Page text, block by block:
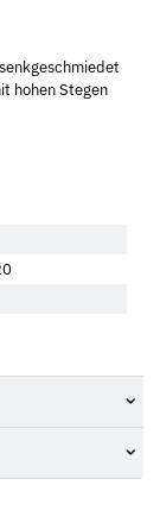
hohen Stegen